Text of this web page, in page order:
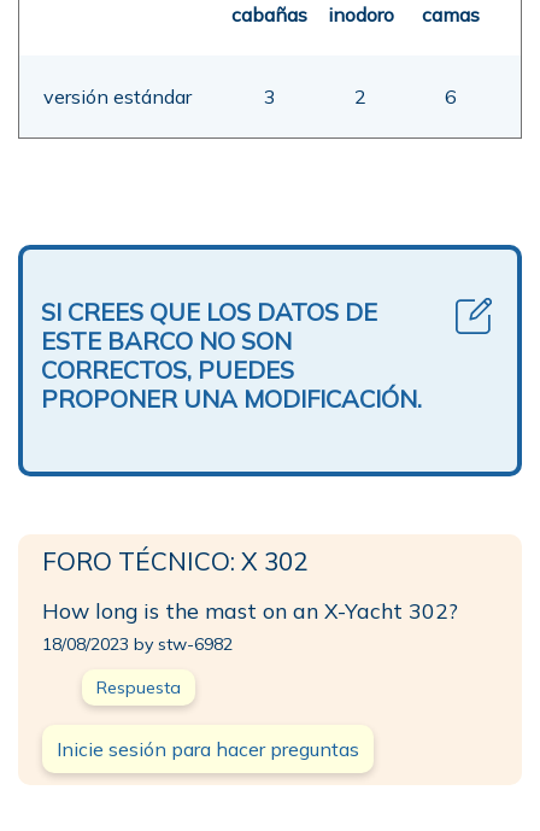
cabañas inodoro camas
versión estándar 3 2 6
SI CREES QUE LOS DATOS DE
ESTE BARCO NO SON
CORRECTOS, PUEDES
PROPONER UNA MODIFICACIÓN.
FORO TÉCNICO: X 302
How long is the mast on an X-Yacht 302?
18/08/2023 by stw-6982
Respuesta
Inicie sesión para hacer preguntas